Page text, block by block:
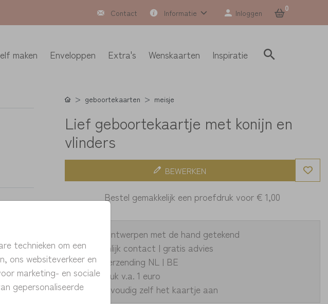
Contact Informatie Inloggen 0
maken Enveloppen Extra's Wenskaarten Inspiratie
technieken om een
ons websiteverkeer en
marketing- en sociale
gepersonaliseerde
geboortekaarten meisje
Lief geboortekaartje met konijn en
vlinders
BEWERKEN
Bestel gemakkelijk een proefdruk voor€ 1,00
> unieke ontwerpen met de hand getekend
> persoonlijk contact | gratis advies
> snelle verzending NL | BE
> proefdruk v.a. 1 euro
> pas eenvoudig zelf het kaartje aan